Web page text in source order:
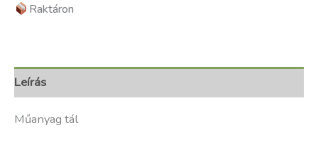
Raktáron
Leírás
Műanyag tál